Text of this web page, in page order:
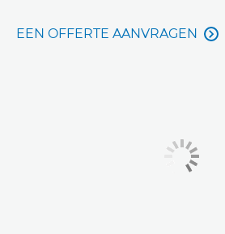
EEN OFFERTE AANVRAGEN 